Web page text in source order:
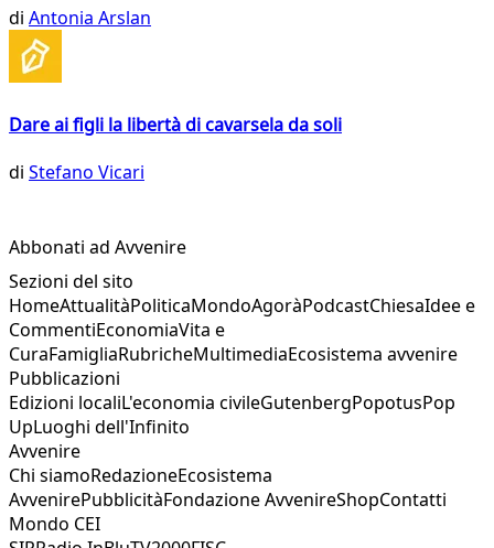
di Antonia Arslan
Dare ai figli la libertà di cavarsela da soli
di Stefano Vicari
Abbonati ad Avvenire
Sezioni del sito
HomeAttualitàPoliticaMondoAgoràPodcastChiesaIdee e
CommentiEconomiaVita e
CuraFamigliaRubricheMultimediaEcosistema avvenire
Pubblicazioni
Edizioni localiL'economia civileGutenbergPopotusPop
UpLuoghi dell'Infinito
Avvenire
Chi siamoRedazioneEcosistema
AvvenirePubblicitàFondazione AvvenireShopContatti
Mondo CEI